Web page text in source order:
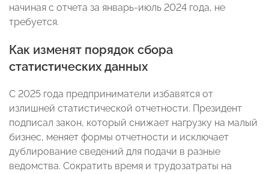
начиная с отчета за январь-июль 2024 года, не
требуется.
Как изменят порядок сбора
статистических данных
С 2025 года предприниматели избавятся от
излишней статистической отчетности. Президент
подписал закон, который снижает нагрузку на малый
бизнес, меняет формы отчетности и исключает
дублирование сведений для подачи в разные
ведомства. Сократить время и трудозатраты на